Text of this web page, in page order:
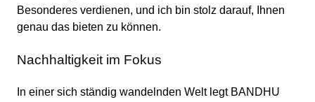
Besonderes verdienen, und ich bin stolz darauf, Ihnen
genau das bieten zu können.
Nachhaltigkeit im Fokus
In einer sich ständig wandelnden Welt legt BANDHU